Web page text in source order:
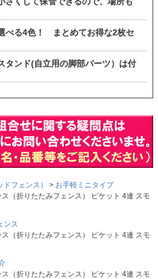
べる4色！ まとめてお得な2枚セ
タンド(自立用の脚部パーツ）は付
フェンス）
お手軽ミニタイプ
（折りたたみフェンス） ピケット 4連 スモ
ンス
（折りたたみフェンス） ピケット 4連 スモ
（折りたたみフェンス） ピケット 4連 スモ